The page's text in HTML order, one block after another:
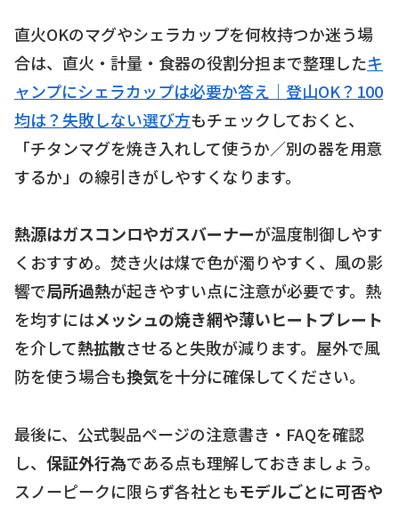
直火OKのマグやシェラカップを何枚持つか迷う場
合は、直火・計量・食器の役割分担まで整理したキ
ャンプにシェラカップは必要か答え｜登山OK？100
均は？失敗しない選び方もチェックしておくと、
「チタンマグを焼き入れして使うか／別の器を用意
するか」の線引きがしやすくなります。
熱源はガスコンロやガスバーナーが温度制御しやす
くおすすめ。焚き火は煤で色が濁りやすく、風の影
響で局所過熱が起きやすい点に注意が必要です。熱
を均すにはメッシュの焼き網や薄いヒートプレート
を介して熱拡散させると失敗が減ります。屋外で風
防を使う場合も換気を十分に確保してください。
最後に、公式製品ページの注意書き・FAQを確認
し、 保証外行為である点も理解しておきましょう。
スノーピークに限らず各社ともモデルごとに可否や